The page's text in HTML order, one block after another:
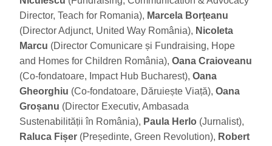
Director, Teach for Romania), Marcela Borțeanu
(Director Adjunct, United Way România), Nicoleta
Marcu (Director Comunicare și Fundraising, Hope
and Homes for Children România), Oana Craioveanu
(Co-fondatoare, Impact Hub Bucharest), Oana
Gheorghiu (Co-fondatoare, Dăruiește Viață), Oana
Groșanu (Director Executiv, Ambasada
Sustenabilității în România), Paula Herlo (Jurnalist),
Raluca Fișer (Președinte, Green Revolution), Robert